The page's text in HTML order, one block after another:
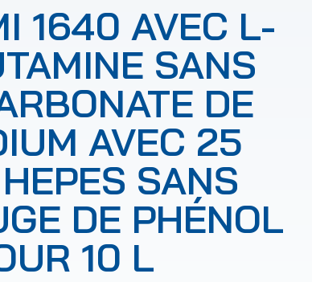
1640 AVEC L-
SANS
DE
AVEC 25
SANS
DE PHÉNOL
10 L